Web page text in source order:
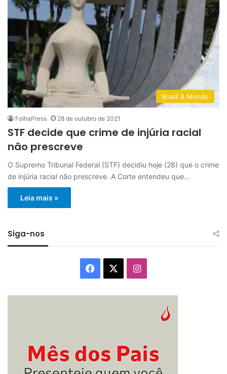
Brasil & Mundo
FolhaPress 28 de outubro de 2021
STF decide que crime de injúria racial
não prescreve
O Supremo Tribunal Federal (STF) decidiu hoje (28) que o crime
de injúria racial não prescreve. A Corte entendeu que…
Leia mais »
Siga-nos
Facebook Instagram